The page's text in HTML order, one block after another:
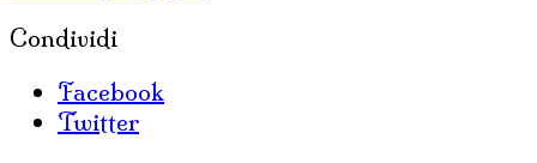
Condividi
Facebook
Twitter